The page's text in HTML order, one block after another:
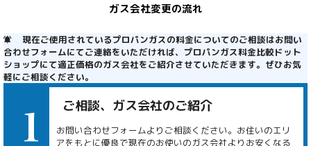
ガス会社変更の流れ
現在ご使用されているプロパンガスの料金についてのご相談はお問い
合わせフォームにてご連絡をいただければ、プロパンガス料金比較ドット
ショップにて適正価格のガス会社をご紹介させていただきます。ぜひお気
軽にご相談ください。
ご相談、ガス会社のご紹介
お問い合わせフォームよりご相談ください。お住いのエリ
アをもとに優良で現在のお使いのガス会社よりお安くなる